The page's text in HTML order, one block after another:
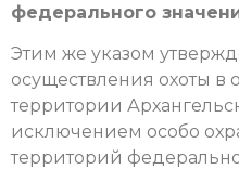
федерального
Этим же указом
осуществления охоты в
территории
исключением особо
территорий